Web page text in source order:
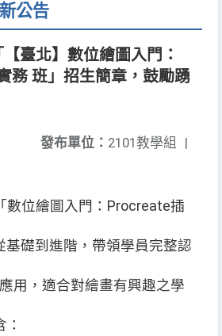
公告
臺北】數位繪圖入門：
務 班」招生簡章，鼓勵踴
發布單位： 2101教學組 |
數位繪圖入門：Procreate插
基礎到進階，帶領學員完整認
用，適合對繪畫有興趣之學